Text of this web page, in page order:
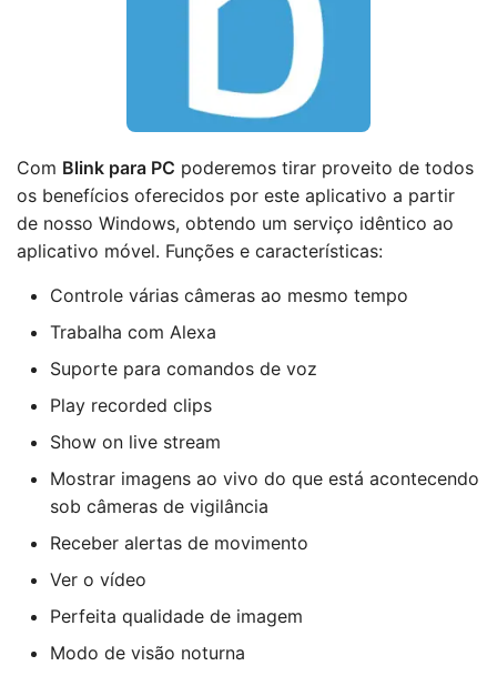
Com Blink para PC poderemos tirar proveito de todos
os benefícios oferecidos por este aplicativo a partir
de nosso Windows, obtendo um serviço idêntico ao
aplicativo móvel. Funções e características:
Controle várias câmeras ao mesmo tempo
Trabalha com Alexa
Suporte para comandos de voz
Play recorded clips
Show on live stream
Mostrar imagens ao vivo do que está acontecendo
sob câmeras de vigilância
Receber alertas de movimento
Ver o vídeo
Perfeita qualidade de imagem
Modo de visão noturna